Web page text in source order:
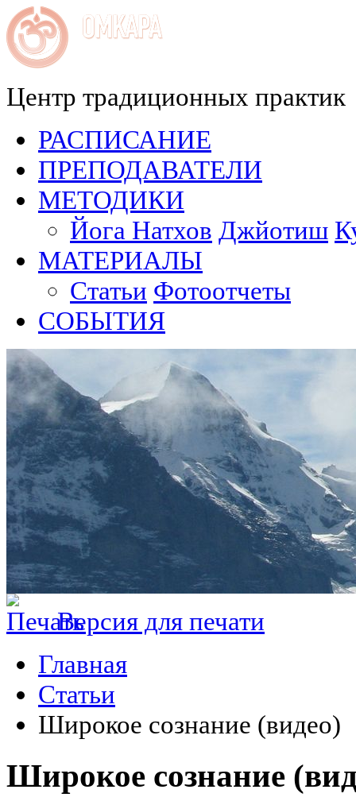
Центр традиционных практик
РАСПИСАНИЕ
ПРЕПОДАВАТЕЛИ
МЕТОДИКИ
Йога Натхов Джйотиш
МАТЕРИАЛЫ
Статьи Фотоотчеты
СОБЫТИЯ
Версия для печати
Главная
Статьи
Широкое сознание (видео)
Широкое сознание